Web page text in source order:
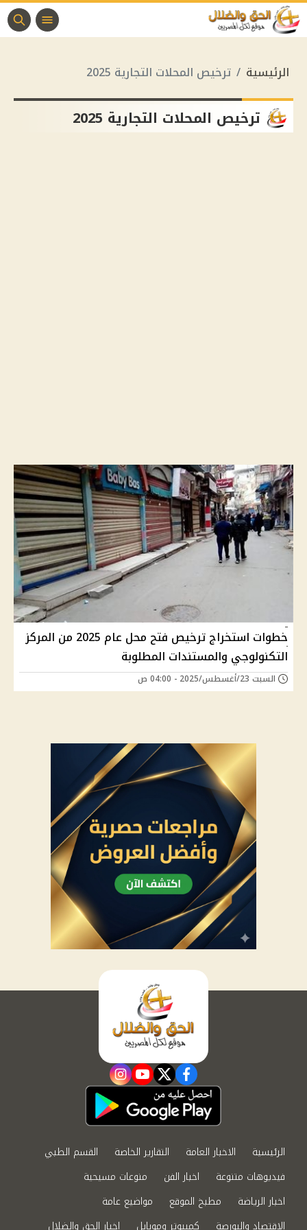
الرئيسية ترخيص المحلات التجارية 2025
ترخيص المحلات التجارية 2025
خطوات استخراج ترخيص فتح محل عام 2025 من المركز
التكنولوجي والمستندات المطلوبة
السبت 23/أغسطس/2025 - 04:00 ص
facebook
twitter
youtube
instagram
الرئيسية الاخبار العامة التقارير الخاصة
القسم الطبي
فيديوهات متنوعة
اخبار الفن
منوعات مسيحية
اخبار الرياضة
مطبخ الموقع
مواضيع عامة
الاقتصاد والبورصة
كمبيوتر وموبايل اخبار الحق والضلال